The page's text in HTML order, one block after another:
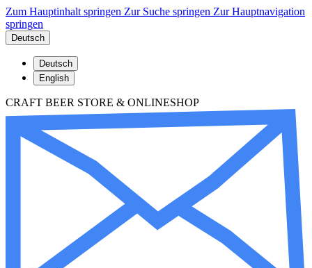
Zum Hauptinhalt springen Zur Suche springen Zur Hauptnavigation
springen
Deutsch
Deutsch
English
CRAFT BEER STORE & ONLINESHOP